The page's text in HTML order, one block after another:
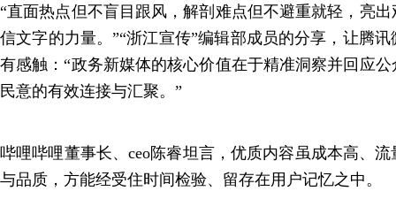
“直面热点但不盲目跟风，解剖难点但不避重就轻，亮
信文字的力量。”“浙江宣传”编辑部成员的分享，让腾
有感触：“政务新媒体的核心价值在于精准洞察并回应
民意的有效连接与汇聚。”
哔哩哔哩董事长、ceo陈睿坦言，优质内容虽成本高、
与品质，方能经受住时间检验、留存在用户记忆之中。